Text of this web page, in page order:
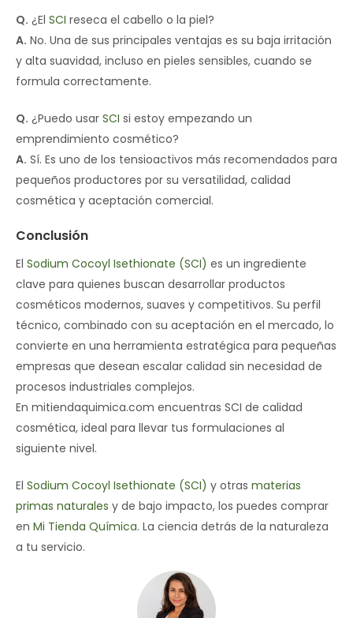
Q. ¿El SCI reseca el cabello o la piel?
A. No. Una de sus principales ventajas es su baja irritación
y alta suavidad, incluso en pieles sensibles, cuando se
formula correctamente.
Q. ¿Puedo usar SCI si estoy empezando un
emprendimiento cosmético?
A. Sí. Es uno de los tensioactivos más recomendados para
pequeños productores por su versatilidad, calidad
cosmética y aceptación comercial.
Conclusión
El Sodium Cocoyl Isethionate (SCI) es un ingrediente
clave para quienes buscan desarrollar productos
cosméticos modernos, suaves y competitivos. Su perfil
técnico, combinado con su aceptación en el mercado, lo
convierte en una herramienta estratégica para pequeñas
empresas que desean escalar calidad sin necesidad de
procesos industriales complejos.
En mitiendaquimica.com encuentras SCI de calidad
cosmética, ideal para llevar tus formulaciones al
siguiente nivel.
El Sodium Cocoyl Isethionate (SCI) y otras materias
primas naturales y de bajo impacto, los puedes comprar
en Mi Tienda Química. La ciencia detrás de la naturaleza
a tu servicio.